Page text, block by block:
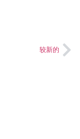
较新的